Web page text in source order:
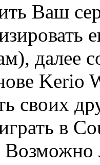
Ваш
далее
своих
в